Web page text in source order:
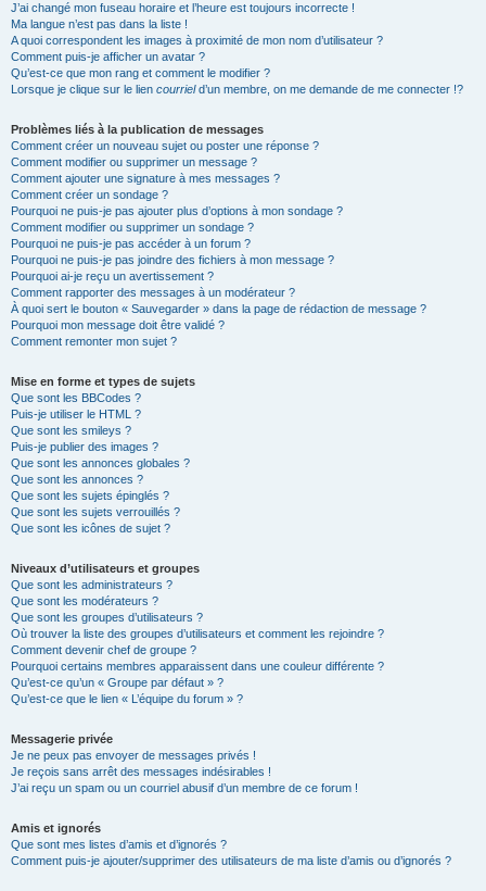
J’ai changé mon fuseau horaire et l’heure est toujours incorrecte !
Ma langue n’est pas dans la liste !
A quoi correspondent les images à proximité de mon nom d’utilisateur ?
Comment puis-je afficher un avatar ?
Qu’est-ce que mon rang et comment le modifier ?
Lorsque je clique sur le lien courrield’un membre, on me demande de me connecter !?
Problèmes liés à la publication de messages
Comment créer un nouveau sujet ou poster une réponse ?
Comment modifier ou supprimer un message ?
Comment ajouter une signature à mes messages ?
Comment créer un sondage ?
Pourquoi ne puis-je pas ajouter plus d’options à mon sondage ?
Comment modifier ou supprimer un sondage ?
Pourquoi ne puis-je pas accéder à un forum ?
Pourquoi ne puis-je pas joindre des fichiers à mon message ?
Pourquoi ai-je reçu un avertissement ?
Comment rapporter des messages à un modérateur ?
À quoi sert le bouton « Sauvegarder » dans la page de rédaction de message ?
Pourquoi mon message doit être validé ?
Comment remonter mon sujet ?
Mise en forme et types de sujets
Que sont les BBCodes ?
Puis-je utiliser le HTML ?
Que sont les smileys ?
Puis-je publier des images ?
Que sont les annonces globales ?
Que sont les annonces ?
Que sont les sujets épinglés ?
Que sont les sujets verrouillés ?
Que sont les icônes de sujet ?
Niveaux d’utilisateurs et groupes
Que sont les administrateurs ?
Que sont les modérateurs ?
Que sont les groupes d’utilisateurs ?
Où trouver la liste des groupes d’utilisateurs et comment les rejoindre ?
Comment devenir chef de groupe ?
Pourquoi certains membres apparaissent dans une couleur différente ?
Qu’est-ce qu’un « Groupe par défaut » ?
Qu’est-ce que le lien « L’équipe du forum » ?
Messagerie privée
Je ne peux pas envoyer de messages privés !
Je reçois sans arrêt des messages indésirables !
J’ai reçu un spam ou un courriel abusif d’un membre de ce forum !
Amis et ignorés
Que sont mes listes d’amis et d’ignorés ?
Comment puis-je ajouter/supprimer des utilisateurs de ma liste d’amis ou d’ignorés ?